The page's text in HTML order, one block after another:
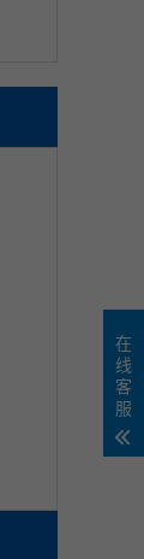
在
线
客
服